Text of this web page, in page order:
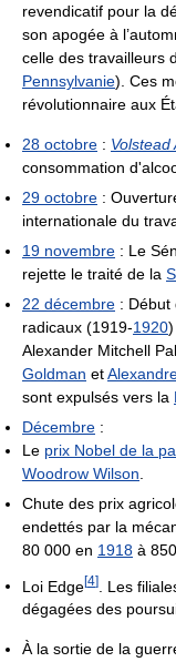
revendicatif pour la
son apogée à
celle des travailleurs
Pennsylvanie). Ces
révolutionnaire aux
28 octobre : Volstead
consommation
29 octobre :
internationale du
19 novembre : Le
rejette le traité de la
22 décembre : Début
radicaux (1919-1920)
Alexander Mitchell
Goldman et
sont expulsés vers la
Décembre :
Le prix Nobel de la
Woodrow Wilson
Chute des prix
endettés par la
80 000 en 1918 à
Loi Edge[4]
. Les
dégagées des
À la sortie de la